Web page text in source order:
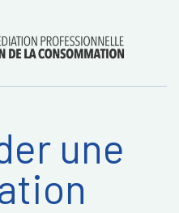
une